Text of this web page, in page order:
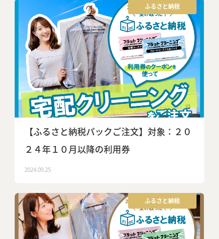
ふるさと納税
【ふるさと納税パックご注文】対象：２０
２４年１０月以降の利用券
2024.09.25
ふるさと納税